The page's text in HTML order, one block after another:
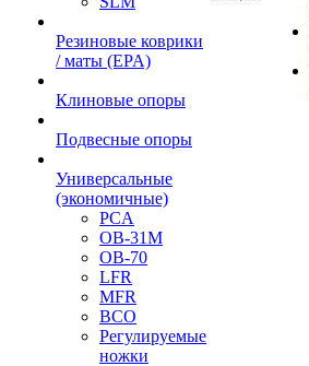
Резиновые коврики
/ маты (EPA)
Клиновые опоры
Подвесные опоры
Универсальные
(экономичные)
PCA
ОВ-31М
OB-70
LFR
MFR
ВСО
Регулируемые
ножки